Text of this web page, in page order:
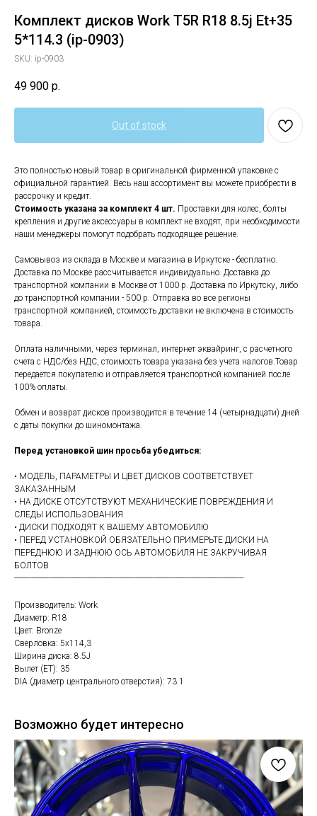
Комплект дисков Work T5R R18 8.5j Et+35
5*114.3 (ip-0903)
SKU: ip-0903
49 900 р.
Out of stock
Это полностью новый товар в оригинальной фирменной упаковке с
официальной гарантией. Весь наш ассортимент вы можете приобрести в
рассрочку и кредит.
Стоимость указана за комплект 4 шт. Проставки для колес, болты
крепления и другие аксессуары в комплект не входят, при необходимости
наши менеджеры помогут подобрать подходящее решение.
Самовывоз из склада в Москве и магазина в Иркутске - бесплатно.
Доставка по Москве рассчитывается индивидуально. Доставка до
транспортной компании в Москве от 1000 р. Доставка по Иркутску, либо
до транспортной компании - 500 р. Отправка во все регионы
транспортной компанией, стоимость доставки не включена в стоимость
товара.
Оплата наличными, через терминал, интернет эквайринг, с расчетного
счета с НДС/без НДС, стоимость товара указана без учета налогов.Товар
передается покупателю и отправляется транспортной компанией после
100% оплаты.
Обмен и возврат дисков производится в течение 14 (четырнадцати) дней
с даты покупки до шиномонтажа.
Перед установкой шин просьба убедиться:
• МОДЕЛЬ, ПАРАМЕТРЫ И ЦВЕТ ДИСКОВ СООТВЕТСТВУЕТ
ЗАКАЗАННЫМ
• НА ДИСКЕ ОТСУТСТВУЮТ МЕХАНИЧЕСКИЕ ПОВРЕЖДЕНИЯ И
СЛЕДЫ ИСПОЛЬЗОВАНИЯ
• ДИСКИ ПОДХОДЯТ К ВАШЕМУ АВТОМОБИЛЮ
• ПЕРЕД УСТАНОВКОЙ ОБЯЗАТЕЛЬНО ПРИМЕРЬТЕ ДИСКИ НА
ПЕРЕДНЮЮ И ЗАДНЮЮ ОСЬ АВТОМОБИЛЯ НЕ ЗАКРУЧИВАЯ
БОЛТОВ
------------------------------------------------------------------------------------------------------------
Производитель: Work
Диаметр: R18
Цвет: Bronze
Сверловка: 5х114,3
Ширина диска: 8.5J
Вылет (ET): 35
DIA (диаметр центрального отверстия): 73.1
Возможно будет интересно